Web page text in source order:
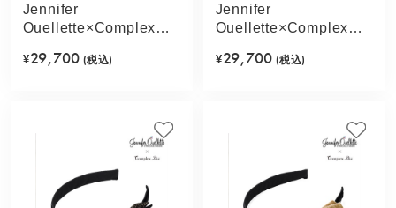
Jennifer
Ouellette×Complex
ピース フレキシフィッ
¥29,700 (税込)
Jennifer
Ouellette×Complex
ピース フレキシフィッ
¥29,700 (税込)